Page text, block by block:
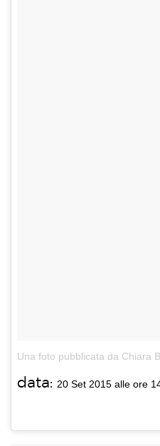
Una foto pubblicata da Chiara
data: 20 Set 2015 alle ore